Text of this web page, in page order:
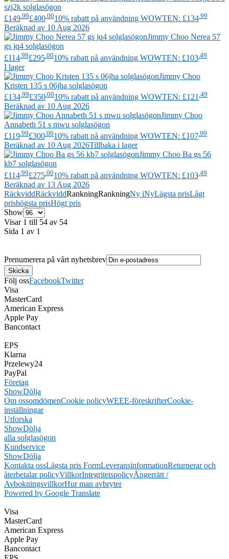
szj2k solglasögon
£149 .99£400 .0010% rabatt på användning WOWTEN: £134 .99
Beräknad av 10 Aug 2026
Jimmy Choo Nerea 57
gs jq4 solglasögon
£114 .99£295 .0010% rabatt på användning WOWTEN: £103 .49
I lager
Jimmy Choo
Kristen 135 s 06jha solglasögon
£134 .99£350 .0010% rabatt på användning WOWTEN: £121 .49
Beräknad av 10 Aug 2026
Jimmy Choo
Annabeth 51 s mwu solglasögon
£119 .99£300 .0010% rabatt på användning WOWTEN: £107 .99
Beräknad av 10 Aug 2026Tillbaka i lager
Jimmy Choo Ba gs 56
kb7 solglasögon
£114 .99£275 .0010% rabatt på användning WOWTEN: £103 .49
Beräknad av 13 Aug 2026
RäckviddRäckviddRankningRankningNy iNyLägsta prisLågt
prishögsta prisHögt pris
Show
Visar 1 till 54 av 54
Sida 1 av 1
Prenumerera på vårt nyhetsbrev
Följ ossFacebookTwitter
Visa
MasterCard
American Express
Apple Pay
Bancontact
EPS
Klarna
Przelewy24
PayPal
Företag
ShowDölja
Om ossomdömenCookie policyWEEE-föreskrifterCookie-
inställningar
Utforska
ShowDölja
alla solglasögon
Kundservice
ShowDölja
Kontakta ossLägsta pris FormLeveransinformationReturnerar och
återbetalar policyVillkorIntegritetspolicyÅngerrätt /
AvbokningsvillkorHur man avbryter
Powered by Google Translate
Visa
MasterCard
American Express
Apple Pay
Bancontact